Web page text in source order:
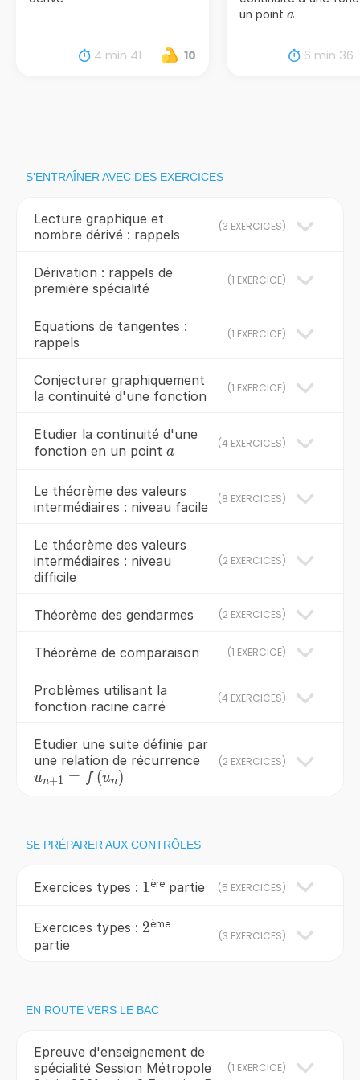
4 min 41 10
un point a
a
6 min 36
S'ENTRAÎNER AVEC DES EXERCICES
Lecture graphique et
nombre dérivé : rappels
(3 EXERCICES)
Dérivation : rappels de
première spécialité
(1 EXERCICE)
Equations de tangentes :
rappels
(1 EXERCICE)
Conjecturer graphiquement
la continuité d'une fonction
(1 EXERCICE)
Etudier la continuité d'une
fonction en un point a
a
(4 EXERCICES)
Le théorème des valeurs
intermédiaires : niveau facile
(8 EXERCICES)
Le théorème des valeurs
intermédiaires : niveau
difficile
(2 EXERCICES)
Théorème des gendarmes (2 EXERCICES)
Théorème de comparaison (1 EXERCICE)
Problèmes utilisant la
fonction racine carré
(4 EXERCICES)
Etudier une suite définie par
une relation de récurrence
u_{n+1}=f\left(u_{n}\right)
un+1 = f (un )
(2 EXERCICES)
SE PRÉPARER AUX CONTRÔLES
Exercices types : 1
1 ère partie (5 EXERCICES)
Exercices types : 2
2ème
partie
(3 EXERCICES)
EN ROUTE VERS LE BAC
Epreuve d'enseignement de
spécialité Session Métropole
(1 EXERCICE)